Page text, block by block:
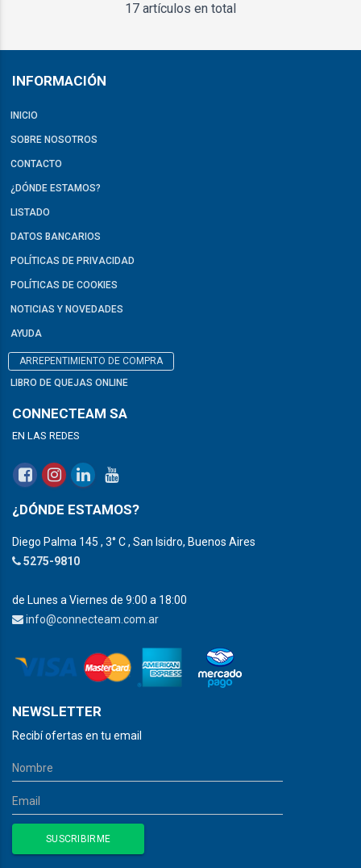
17 artículos en total
INFORMACIÓN
INICIO
SOBRE NOSOTROS
CONTACTO
¿DÓNDE ESTAMOS?
LISTADO
DATOS BANCARIOS
POLÍTICAS DE PRIVACIDAD
POLÍTICAS DE COOKIES
NOTICIAS Y NOVEDADES
AYUDA
ARREPENTIMIENTO DE COMPRA
LIBRO DE QUEJAS ONLINE
CONNECTEAM SA
EN LAS REDES
¿DÓNDE ESTAMOS?
Diego Palma 145 , 3° C , San Isidro, Buenos Aires
5275-9810
de Lunes a Viernes de 9:00 a 18:00
info@connecteam.com.ar
NEWSLETTER
Recibí ofertas en tu email